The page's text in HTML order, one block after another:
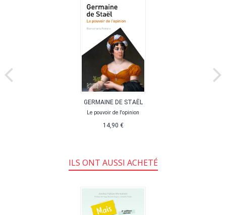
GERMAINE DE STAËL
Le pouvoir de l'opinion
14,90 €
ILS ONT AUSSI ACHETÉ